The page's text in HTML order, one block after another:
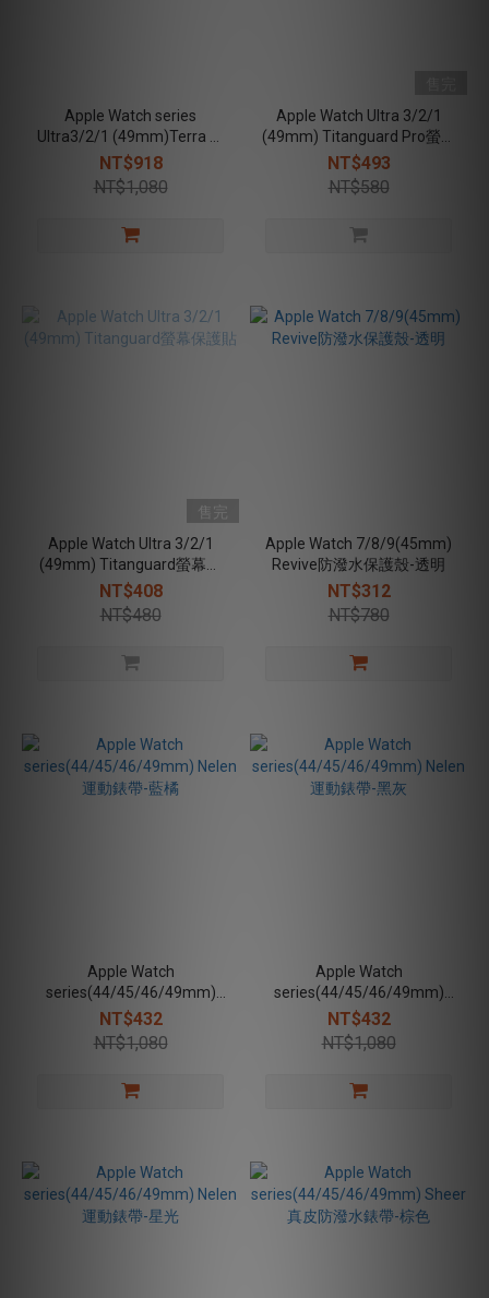
Apple Watch series
Ultra3/2/1 (49mm)Terra 荒
野極境錶殼
NT$918
NT$1,080
Apple Watch Ultra 3/2/1
(49mm) Titanguard Pro螢幕
保護貼
NT$493
NT$580
售完
Apple Watch Ultra 3/2/1
(49mm) Titanguard螢幕保
護貼
NT$408
NT$480
Apple Watch 7/8/9(45mm)
Revive防潑水保護殼-透明
NT$312
NT$780
Apple Watch
series(44/45/46/49mm)
Nelen 運動錶帶-藍橘
NT$432
NT$1,080
Apple Watch
series(44/45/46/49mm)
Nelen 運動錶帶-黑灰
NT$432
NT$1,080